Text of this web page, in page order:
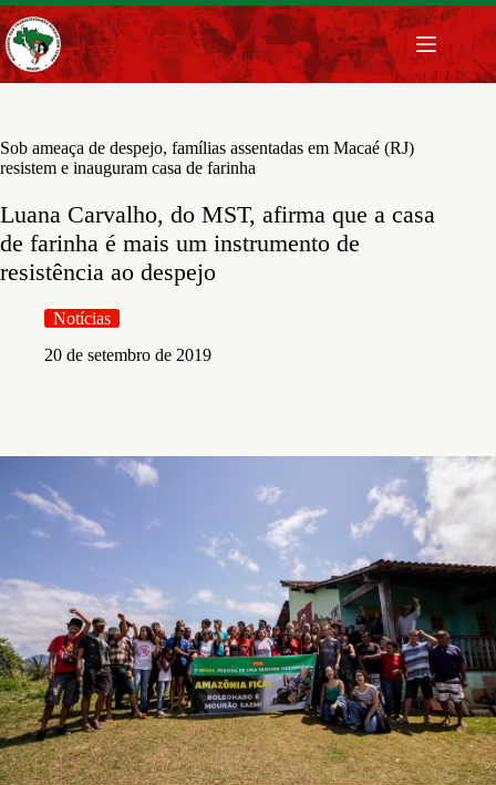
Pular
para
o
conteúdo
Sob ameaça de despejo, famílias assentadas em Macaé (RJ)
resistem e inauguram casa de farinha
Luana Carvalho, do MST, afirma que a casa
de farinha é mais um instrumento de
resistência ao despejo
Notícias
20 de setembro de 2019